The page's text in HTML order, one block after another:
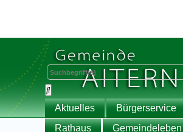
Aktuelles
Bürgerservice
Rathaus
Gemeindeleben